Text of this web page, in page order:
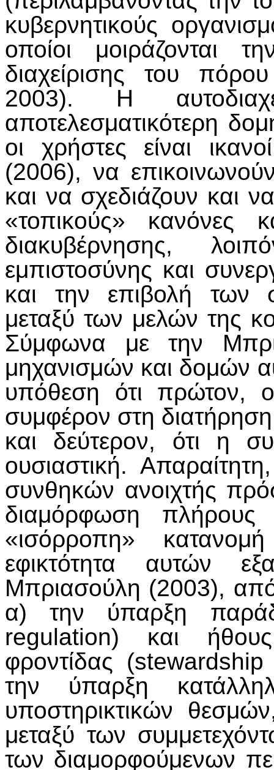
κυβερνητικούς
οποίοι μοιράζονται
διαχείρισης του
2003). Η
αποτελεσματικότερη
οι χρήστες είναι
(2006), να
και να σχεδιάζουν και
«τοπικούς»
διακυβέρνησης,
εμπιστοσύνης και
και την επιβολή των
μεταξύ των μελών της
Σύμφωνα με την
μηχανισμών και δομών
υπόθεση ότι πρώτον,
συμφέρον στη
και δεύτερον, ότι η
ουσιαστική.
συνθηκών ανοιχτής
διαμόρφωση
«ισόρροπη»
εφικτότητα αυτών
Μπριασούλη (2003), από
α) την ύπαρξη
regulation) και
φροντίδας
την ύπαρξη
υποστηρικτικών
μεταξύ των
των διαμορφούμενων